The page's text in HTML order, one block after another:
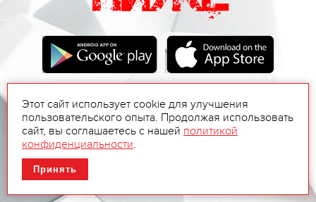
Этот сайт использует cookie для улучшения
пользовательского опыта. Продолжая использовать
сайт, вы соглашаетесь с нашей политикой
конфиденциальности.
Принять